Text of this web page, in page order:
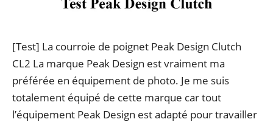
[Test] La courroie de poignet Peak Design Clutch
CL2 La marque Peak Design est vraiment ma
préférée en équipement de photo. Je me suis
totalement équipé de cette marque car tout
l’équipement Peak Design est adapté pour travailler